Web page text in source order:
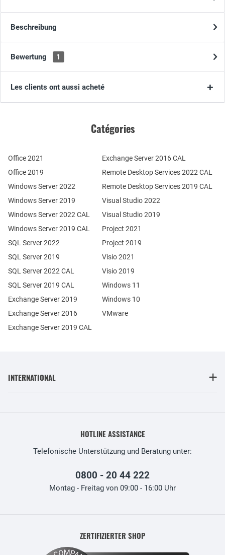
Beschreibung
Bewertung 1
Les clients ont aussi acheté
Catégories
Office 2021
Office 2019
Windows Server 2022
Windows Server 2019
Exchange Server 2019
Exchange Server 2016
SQL Server 2022
SQL Server 2019
Windows Server 2022 CAL
Windows Server 2019 CAL
SQL Server 2022 CAL
SQL Server 2019 CAL
Remote Desktop Services 2022 CAL
Remote Desktop Services 2019 CAL
Exchange Server 2019 CAL
Exchange Server 2016 CAL
Visual Studio 2022
Visual Studio 2019
Project 2021
Project 2019
Visio 2021
Visio 2019
Windows 11
Windows 10
VMware
INTERNATIONAL
HOTLINE ASSISTANCE
Telefonische Unterstützung und Beratung unter:
0800 - 20 44 222
Montag - Freitag von 09:00 - 16:00 Uhr
ZERTIFIZIERTER SHOP